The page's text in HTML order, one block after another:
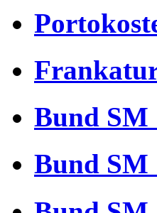
Bund SM
Bund SM